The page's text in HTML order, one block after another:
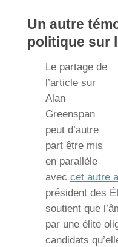
Un autre
politique sur
Le partage de
l’article sur
Alan
Greenspan
peut d’autre
part être mis
en parallèle
avec cet autre
président des
soutient que
par une élite
candidats